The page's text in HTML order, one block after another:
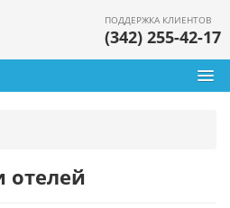
ПОДДЕРЖКА КЛИЕНТОВ
(342) 255-42-17
отелей